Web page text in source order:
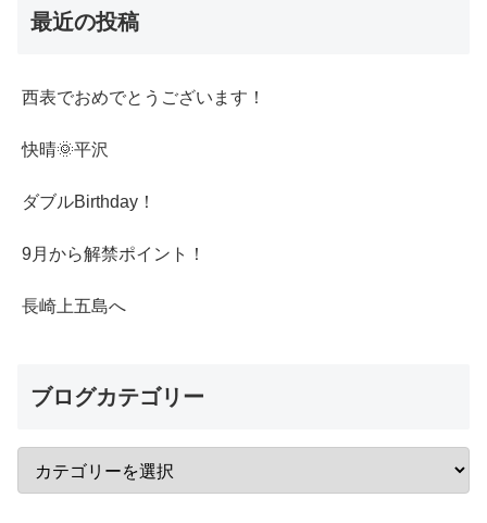
最近の投稿
西表でおめでとうございます！
快晴🌞平沢
ダブルBirthday！
9月から解禁ポイント！
長崎上五島へ
ブログカテゴリー